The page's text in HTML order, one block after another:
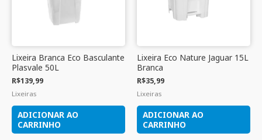
Lixeira Branca Eco Basculante
Plasvale 50L
R$139,99
Lixeiras
ADICIONAR AO
CARRINHO
Lixeira Eco Nature Jaguar 15L
Branca
R$35,99
Lixeiras
ADICIONAR AO
CARRINHO